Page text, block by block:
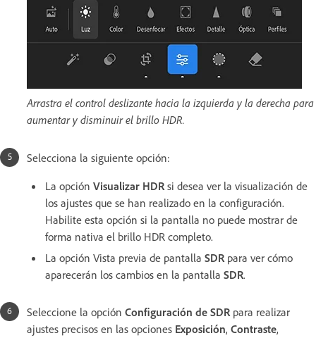
Arrastra el control deslizante hacia la izquierda y la derecha para
aumentar y disminuir el brillo HDR.
Selecciona la siguiente opción:
La opción Visualizar HDRsi desea ver la visualización de
los ajustes que se han realizado en la configuración.
Habilite esta opción si la pantalla no puede mostrar de
forma nativa el brillo HDR completo.
La opción Vista previa de pantalla SDRpara ver cómo
aparecerán los cambios en la pantalla SDR.
Seleccione la opción Configuración de SDRpara realizar
ajustes precisos en las opciones Exposición, Contraste,